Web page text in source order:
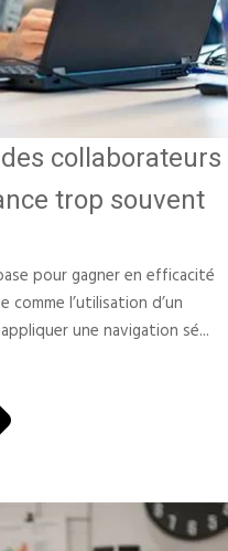
collaborateurs
trop souvent
pour gagner en efficacité
l’utilisation d’un
une navigation sé...